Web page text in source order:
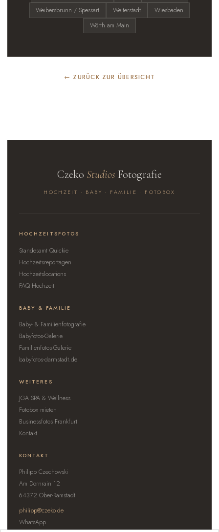
Weibersbrunn / Spessart
Weiterstadt
Wiesbaden
Wörth am Main
← ZURÜCK ZUR ÜBERSICHT
Czeko Studios Fotografie
HOCHZEIT · BABY · FAMILIE · FOTOBOX
HOCHZEITSFOTOS
Standesamt Quickie
Hochzeitsreportagen
Hochzeitslocations
FAQ Hochzeit
BABY & FAMILIE
Baby- & Familienfotografie
Babyfotos-Galerie
Familienfotos-Galerie
babyfotos-darmstadt.de
WEITERES
JGA SPA & Wellness
Fotobox mieten
Businessfotos Frankfurt
Kontakt
KONTAKT
Philipp Czechowski
Am Dornrain 12
64372 Ober-Ramstadt
philipp@czeko.de
WhatsApp